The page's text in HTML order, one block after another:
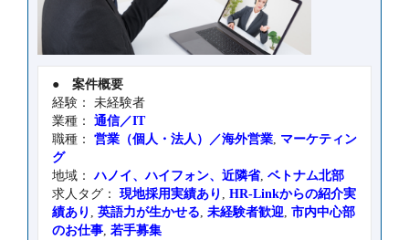
● 案件概要
経験： 未経験者
業種： 通信／IT
職種： 営業（個人・法人）／海外営業, マーケティン
グ
地域：ハノイ、ハイフォン、近隣省, ベトナム北部
求人タグ： 現地採用実績あり , HR-Linkからの紹介実
績あり , 英語力が生かせる, 未経験者歓迎, 市内中心部
のお仕事, 若手募集